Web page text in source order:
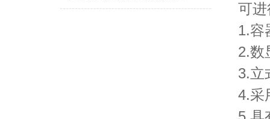
可
1.容
2.数
3.立
4.采